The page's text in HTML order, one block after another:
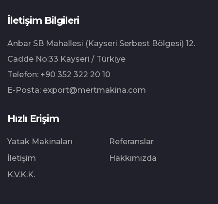
İletişim Bilgileri
Anbar SB Mahallesi (Kayseri Serbest Bölgesi) 12.⁠
⁠Cadde No:33 Kayseri / Türkiye
Telefon: +90 352 322 20 10
E-Posta: export@mertmakina.com
Hızlı Erişim
Yatak Makinaları
Referanslar
İletişim
Hakkımızda
K.V.K.K.